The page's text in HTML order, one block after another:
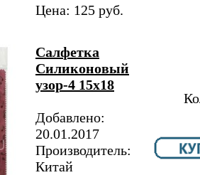
Цена: 125 руб.
Салфетка
Силиконовый
узор-4 15х18
Добавлено:
20.01.2017
Производитель:
Китай